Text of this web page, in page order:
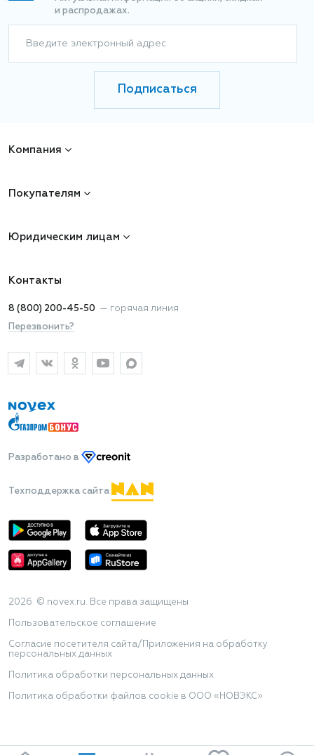
и распродажах.
Введите электронный адрес
Подписаться
Компания
Покупателям
Юридическим лицам
Контакты
8 (800) 200-45-50 — горячая линия
Перезвонить?
Разработано в
Техподдержка сайта
2026 © novex.ru. Все права защищены
Пользовательское соглашение
Согласие посетителя сайта/Приложения на обработку
персональных данных
Политика обработки персональных данных
Политика обработки файлов cookie в ООО «НОВЭКС»